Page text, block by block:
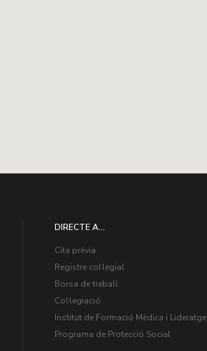
DIRECTE A...
Cita prèvia
Registre col·legial
Borsa de treball
Col·legiació
Institut de Formació Mèdica i Lideratge
Programa de Protecció Social